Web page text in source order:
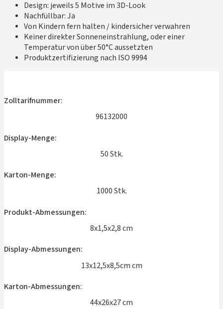
Design: jeweils 5 Motive im 3D-Look
Nachfüllbar: Ja
Von Kindern fern halten / kindersicher verwahren
Keiner direkter Sonneneinstrahlung, oder einer
Temperatur von über 50°C aussetzten
Produktzertifizierung nach ISO 9994
Zolltarifnummer:
96132000
Display-Menge:
50 Stk.
Karton-Menge:
1000 Stk.
Produkt-Abmessungen:
8x1,5x2,8 cm
Display-Abmessungen:
13x12,5x8,5cm cm
Karton-Abmessungen:
44x26x27 cm